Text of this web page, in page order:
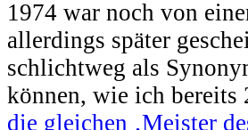
1974 war noch von
allerdings später
schlichtweg als
können, wie ich
die gleichen ‚Meister